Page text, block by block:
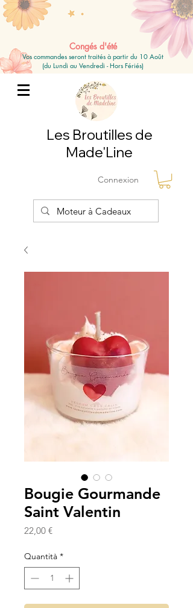
Congés d'été
Vos commandes seront traités à partir du 10 Août
(du Lundi au Vendredi - Hors Fériés)
Les Broutilles de
Made'Line
Connexion
Bougie Gourmande
Saint Valentin
22,00 €Prezzo
Quantità *